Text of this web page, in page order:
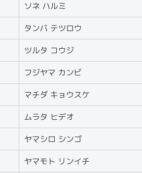
ソネ ハルミ
タンバ テツロウ
ツルタ コウジ
フジヤマ カンビ
マチダ キョウスケ
ムラタ ヒデオ
ヤマシロ シンゴ
ヤマモト リンイチ